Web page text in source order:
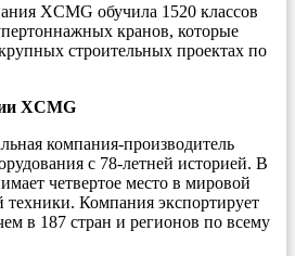
XCMG обучила 1520 классов
кранов, которые
строительных проектах по
XCMG
компания-производитель
с 78-летней историей. В
четвертое место в мировой
техники. Компания экспортирует
в 187 стран и регионов по всему